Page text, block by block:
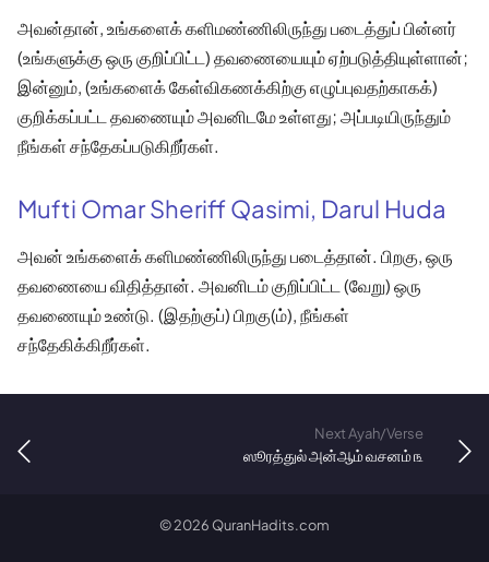
அவன்தான், உங்களைக் களிமண்ணிலிருந்து படைத்துப் பின்னர்
(உங்களுக்கு ஒரு குறிப்பிட்ட) தவணையையும் ஏற்படுத்தியுள்ளான்;
இன்னும், (உங்களைக் கேள்விகணக்கிற்கு எழுப்புவதற்காகக்)
குறிக்கப்பட்ட தவணையும் அவனிடமே உள்ளது; அப்படியிருந்தும்
நீங்கள் சந்தேகப்படுகிறீர்கள்.
Mufti Omar Sheriff Qasimi, Darul Huda
அவன் உங்களைக் களிமண்ணிலிருந்து படைத்தான். பிறகு, ஒரு
தவணையை விதித்தான். அவனிடம் குறிப்பிட்ட (வேறு) ஒரு
தவணையும் உண்டு. (இதற்குப்) பிறகு(ம்), நீங்கள்
சந்தேகிக்கிறீர்கள்.
Next Ayah/Verse
ஸூரத்துல் அன்ஆம் வசனம் ௩
©2026 QuranHadits.com